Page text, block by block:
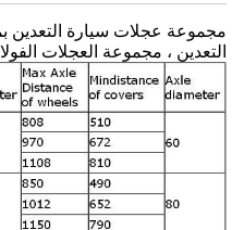
التعدين ، مجموعة العجلات